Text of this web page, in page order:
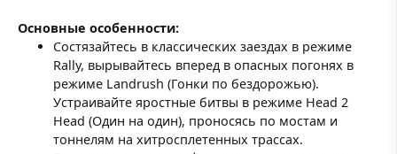
Основные особенности:
Состязайтесь в классических заездах в режиме
Rally, вырывайтесь вперед в опасных погонях в
режиме Landrush (Гонки по бездорожью).
Устраивайте яростные битвы в режиме Head 2
Head (Один на один), проносясь по мостам и
тоннелям на хитросплетенных трассах.